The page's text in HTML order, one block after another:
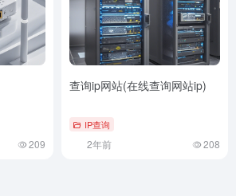
209
查询ip网站(在线查询网站ip)
IP查询
2年前 208